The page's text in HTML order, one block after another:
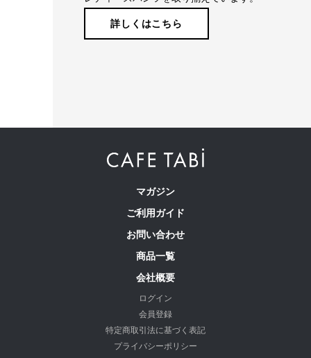
詳しくはこちら
マガジン
ご利用ガイド
お問い合わせ
商品一覧
会社概要
ログイン
会員登録
特定商取引法に基づく表記
プライバシーポリシー